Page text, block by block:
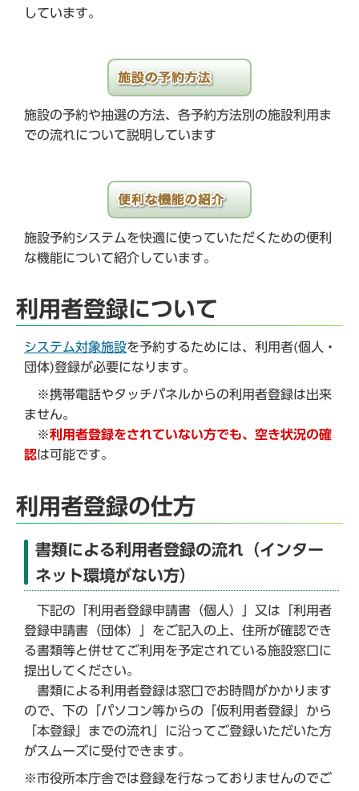
しています。
施設の予約や抽選の方法、各予約方法別の施設利用ま
での流れについて説明しています
施設予約システムを快適に使っていただくための便利
な機能について紹介しています。
利用者登録について
システム対象施設を予約するためには、利用者(個人・
団体)登録が必要になります。
※携帯電話やタッチパネルからの利用者登録は出来
ません。
※利用者登録をされていない方でも、空き状況の確
認は可能です。
利用者登録の仕方
書類による利用者登録の流れ（インター
ネット環境がない方）
下記の「利用者登録申請書（個人）」又は「利用者
登録申請書（団体）」をご記入の上、住所が確認でき
る書類等と併せてご利用を予定されている施設窓口に
提出してください。
書類による利用者登録は窓口でお時間がかかります
ので、下の「パソコン等からの「仮利用者登録」から
「本登録」までの流れ」に沿ってご登録いただいた方
がスムーズに受付できます。
※市役所本庁舎では登録を行なっておりませんのでご